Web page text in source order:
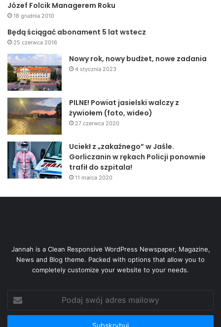
Józef Folcik Managerem Roku
18 grudnia 2010
Będą ściągać abonament 5 lat wstecz
25 czerwca 2016
Nowy rok, nowy budżet, nowe zadania
4 stycznia 2023
PILNE! Powiat jasielski walczy z
żywiołem (foto, wideo)
27 czerwca 2020
Uciekł z „zakaźnego” w Jaśle.
Gorliczanin w rękach Policji ponownie
trafił do szpitala!
11 marca 2020
Jannah is a Clean Responsive WordPress Newspaper, Magazine,
News and Blog theme. Packed with options that allow you to
completely customize your website to your needs.
swój
adres